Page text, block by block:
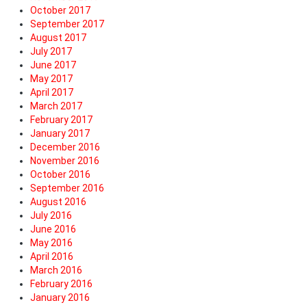
October 2017
September 2017
August 2017
July 2017
June 2017
May 2017
April 2017
March 2017
February 2017
January 2017
December 2016
November 2016
October 2016
September 2016
August 2016
July 2016
June 2016
May 2016
April 2016
March 2016
February 2016
January 2016